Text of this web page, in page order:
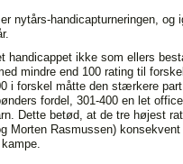
nytårs-handicapturneringen, og
handicappet ikke som ellers
mindre end 100 rating til forskel
i forskel måtte den stærkere part
fordel, 301-400 en let
Dette betød, at de tre højest
Morten Rasmussen) konsekvent